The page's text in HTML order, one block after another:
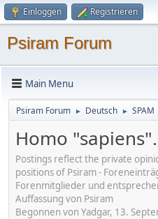
Einloggen Registrieren
Psiram Forum
Main Menu
Psiram Forum ► Deutsch ► SPAM
Homo
Postings reflect the private
positions of Psiram -
Forenmitglieder und
Auffassung von Psiram
Begonnen von Yadgar, 13.